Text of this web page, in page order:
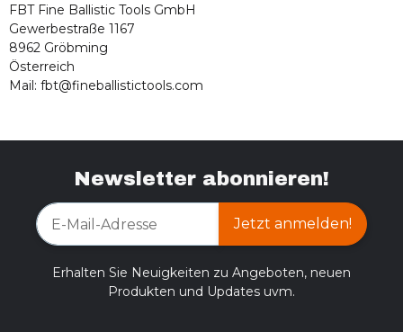
FBT Fine Ballistic Tools GmbH
Gewerbestraße 1167
8962 Gröbming
Österreich
Mail: fbt@fineballistictools.com
Newsletter abonnieren!
Jetzt anmelden!
Erhalten Sie Neuigkeiten zu Angeboten, neuen
Produkten und Updates uvm.